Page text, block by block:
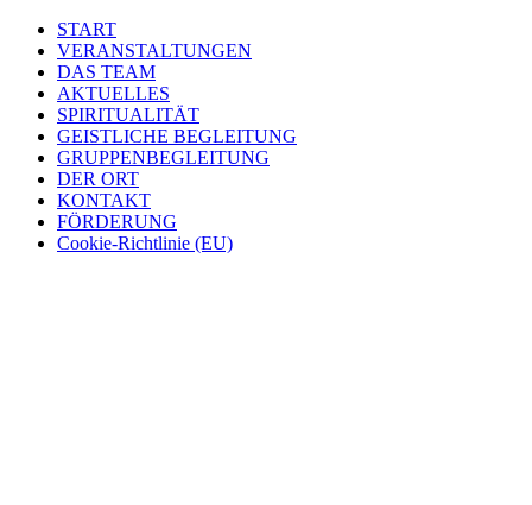
START
VERANSTALTUNGEN
DAS TEAM
AKTUELLES
SPIRITUALITÄT
GEISTLICHE BEGLEITUNG
GRUPPENBEGLEITUNG
DER ORT
KONTAKT
FÖRDERUNG
Cookie-Richtlinie (EU)